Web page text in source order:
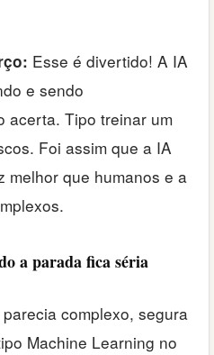
Esse é divertido! A IA
e sendo
acerta. Tipo treinar um
Foi assim que a IA
melhor que humanos e a
a parada fica séria
complexo, segura
Machine Learning no